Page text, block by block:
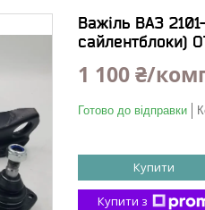
Важіль ВАЗ
сайлентблоки)
1 100 ₴/
Готово до відправки
Купити
Купити з